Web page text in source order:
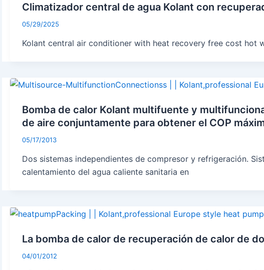
Climatizador central de agua Kolant con
05/29/2025
Kolant central air conditioner with heat recovery free cost hot
Bomba de calor Kolant multifuente y
de aire conjuntamente para obtener el COP
05/17/2013
Dos sistemas independientes de compresor y refrigeración.
calentamiento del agua caliente sanitaria en
La bomba de calor de recuperación de calor de
04/01/2012